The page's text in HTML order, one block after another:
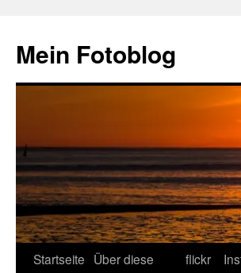
springen
Mein Fotoblog
Startseite Über diese
flickr